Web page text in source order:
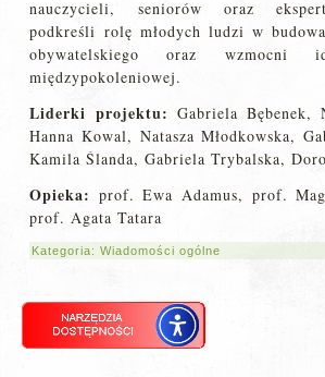
nauczycieli, seniorów oraz
podkreśli rolę młodych ludzi w
obywatelskiego oraz wzmocni
międzypokoleniowej.
Liderki projektu: Gabriela Bębenek,
Hanna Kowal, Natasza Młodkowska,
Kamila Ślanda, Gabriela Trybalska,
Opieka: prof. Ewa Adamus, prof.
prof. Agata Tatara
Kategoria:Wiadomości ogólne